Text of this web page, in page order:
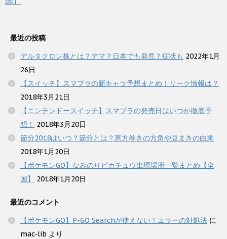
最近の投稿
デルタクロン株とは？デマ？日本でも発見？症状も 2022年1月
26日
【スイッチ】スマブラの新キャラ予想まとめ！リーク情報は？
2018年3月21日
【ニンテンドースイッチ】スマブラの発売日はいつか徹底予
想！
2018年3月20日
節分2018はいつ？節分とは？恵方巻きの方角や豆まきの由来
2018年1月20日
【ポケモンGO】なみのりピカチュウ出現場所一覧まとめ【全
国】
2018年1月20日
最近のコメント
【ポケモンGO】P-GO Searchが使えない！エラーの対処法 に
mac-lib より